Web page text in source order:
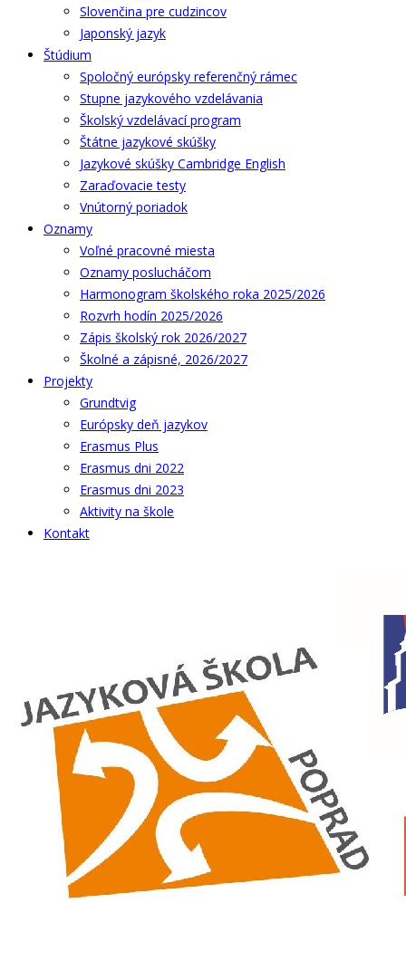
Slovenčina pre cudzincov
Japonský jazyk
Štúdium
Spoločný európsky referenčný rámec
Stupne jazykového vzdelávania
Školský vzdelávací program
Štátne jazykové skúšky
Jazykové skúšky Cambridge English
Zaraďovacie testy
Vnútorný poriadok
Oznamy
Voľné pracovné miesta
Oznamy poslucháčom
Harmonogram školského roka 2025/2026
Rozvrh hodín 2025/2026
Zápis školský rok 2026/2027
Školné a zápisné, 2026/2027
Projekty
Grundtvig
Európsky deň jazykov
Erasmus Plus
Erasmus dni 2022
Erasmus dni 2023
Aktivity na škole
Kontakt